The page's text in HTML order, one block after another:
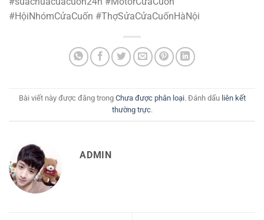
#HộiNhómCửaCuốn #ThợSửaCửaCuốnHàNội
Bài viết này được đăng trong Chưa được phân loại. Đánh dấu liên kết
thường trực.
ADMIN